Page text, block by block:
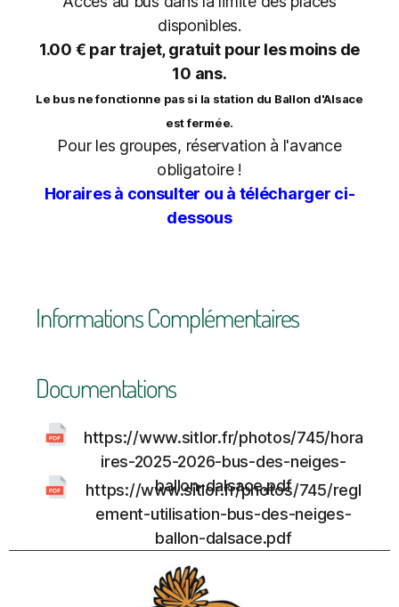
disponibles.
1.00 € par trajet, gratuit pour les moins de
10 ans.
Le bus ne fonctionne pas si la station du Ballon d'Alsace
est fermée.
Pour les groupes, réservation à l'avance
obligatoire !
Horaires à consulter ou à télécharger ci-
dessous
Informations Complémentaires
Documentations
https://www.sitlor.fr/photos/745/hora
ires-2025-2026-bus-des-neiges-
ballon-dalsace.pdf
https://www.sitlor.fr/photos/745/regl
ement-utilisation-bus-des-neiges-
ballon-dalsace.pdf